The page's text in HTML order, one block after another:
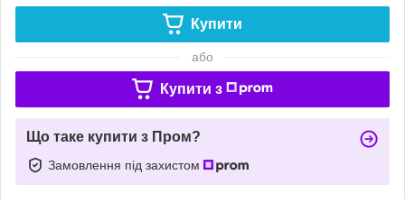
Купити
або
Купити з
Що таке купити з Пром?
Замовлення під захистом